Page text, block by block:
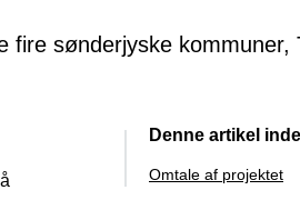
fire sønderjyske kommuner,
Denne artikel
Omtale af projektet